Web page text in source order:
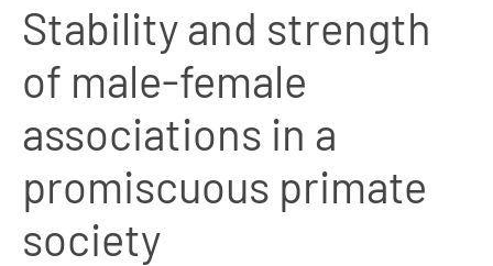
Stability and strength
of male-female
associations in a
promiscuous primate
society